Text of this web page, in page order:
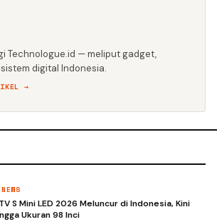
Technologue.id — meliput gadget,
digital Indonesia.
→
S Mini LED 2026 Meluncur di Indonesia, Kini
Ukuran 98 Inci